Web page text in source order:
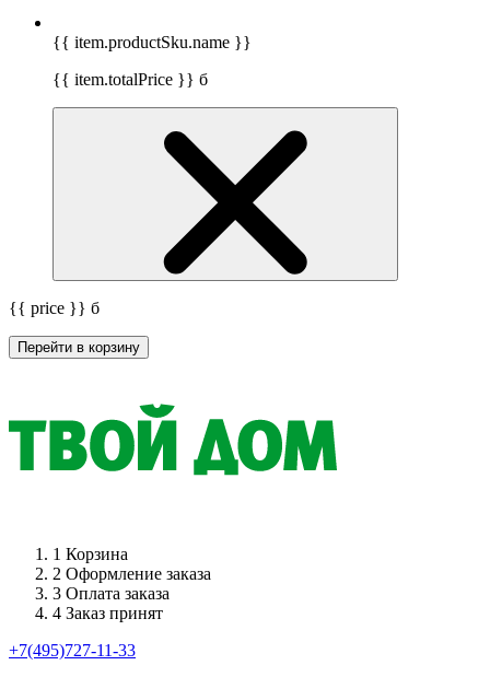
{{ item.productSku.name }}
{{ item.totalPrice }} б
{{ price }} б
Перейти в корзину
1 Корзина
2 Оформление заказа
3 Оплата заказа
4 Заказ принят
+7(495)727-11-33